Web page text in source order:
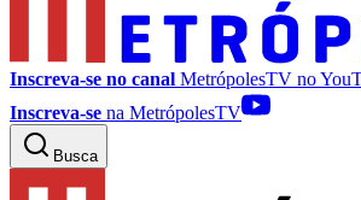
Inscreva-se no canal MetrópolesTV no
Inscreva-se na MetrópolesTV
Busca